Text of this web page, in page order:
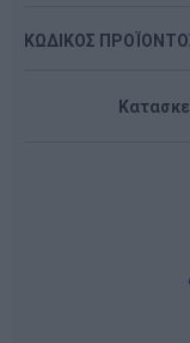
ΚΩΔΙΚΟΣ